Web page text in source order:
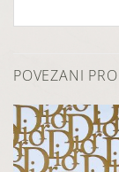
POVEZANI